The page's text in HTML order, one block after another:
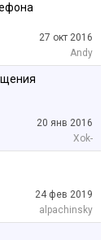
27 окт 2016
Andy
20 янв 2016
Xok-
24 фев 2019
alpachinsky